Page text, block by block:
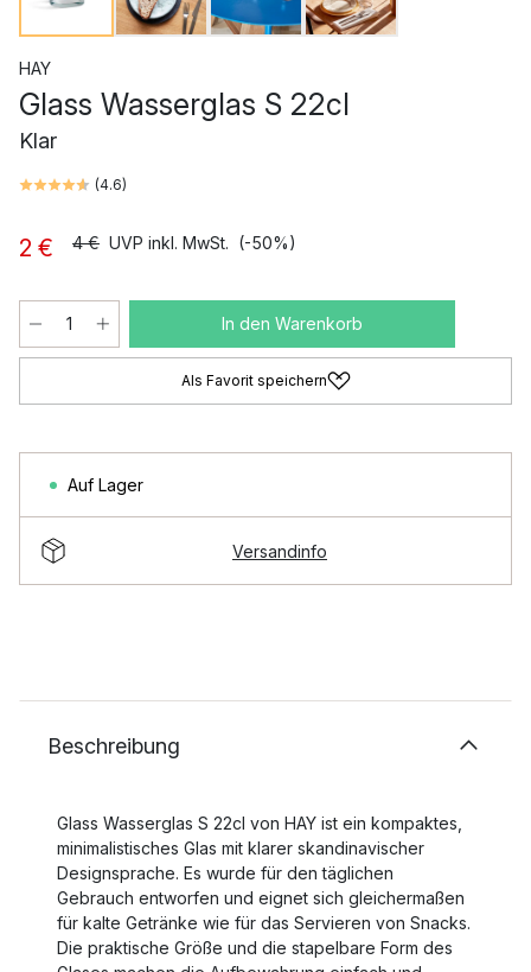
HAY
Glass Wasserglas S 22cl
Klar
(4.6)
2 € 4 € UVP inkl. MwSt. (-50%)
In den Warenkorb
Als Favorit speichern
Auf Lager
Versandinfo
Beschreibung
Glass Wasserglas S 22cl von HAY ist ein kompaktes,
minimalistisches Glas mit klarer skandinavischer
Designsprache. Es wurde für den täglichen
Gebrauch entworfen und eignet sich gleichermaßen
für kalte Getränke wie für das Servieren von Snacks.
Die praktische Größe und die stapelbare Form des